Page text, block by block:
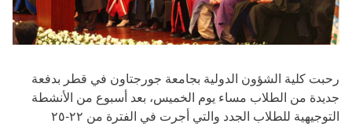
رحبت كلية الشؤون الدولية بجامعة جورجتاون في قطر بدفعة
جديدة من الطلاب مساء يوم الخميس، بعد أسبوع من الأنشطة
التوجيهية للطلاب الجدد والتي أجرت في الفترة من ٢٢-٢٥